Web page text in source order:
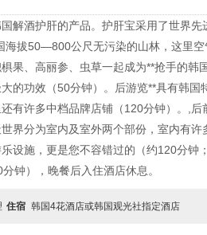
国解酒护肝的产品。护肝宝采用了世界
海拔50—800公尺无污染的山林，这里
果、高丽参、虫草一起成为**抢手的
的功效（50分钟）。后游览**具有韩
有许多中档品牌店铺（120分钟）。,
界分为室内及室外两个部份，室内有
设施，更是您不容错过的（约120分
钟），晚餐后入住酒店休息。
住宿 韩国4花酒店或韩国观光社指定酒店